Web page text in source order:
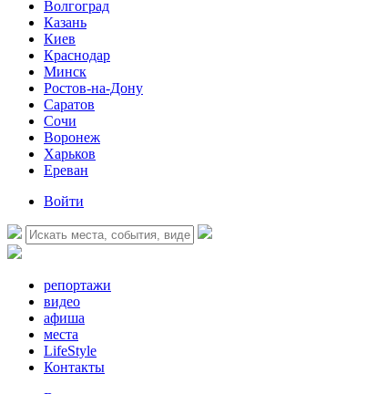
Волгоград
Казань
Киев
Краснодар
Минск
Ростов-на-Дону
Саратов
Сочи
Воронеж
Харьков
Ереван
Войти
репортажи
видео
афиша
места
LifeStyle
Контакты